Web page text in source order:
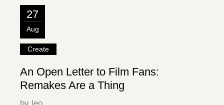
27
Aug
Create
An Open Letter to Film Fans:
Remakes Are a Thing